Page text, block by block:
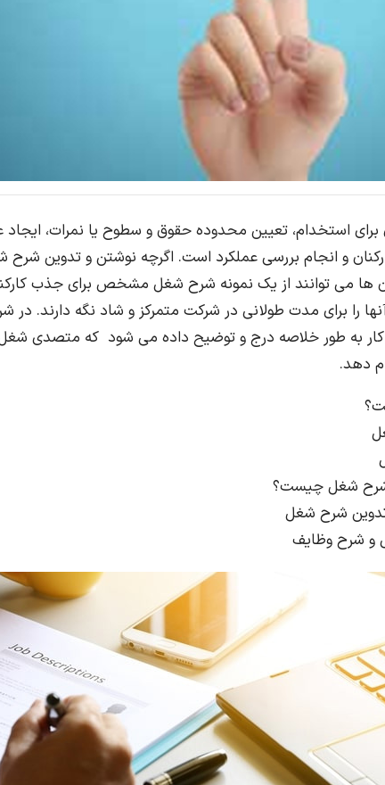
استخدام، تعیین محدوده حقوق و سطوح یا نمرات، ایجاد
و انجام بررسی عملکرد است. اگرچه نوشتن و تدوین شرح
ها می توانند از یک نمونه شرح شغل مشخص برای جذب
را برای مدت طولانی در شرکت متمرکز و شاد نگه دارند.
به طور خلاصه درج و توضیح داده می شود که متصدی شغل
دهد.
شرح شغل چیست؟
و شرح وظایف